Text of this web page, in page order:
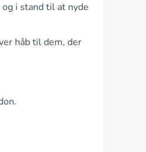
i stand til at nyde
håb til dem, der